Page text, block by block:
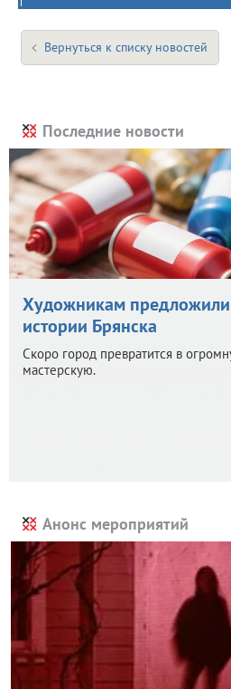
Вернуться к списку новостей
Последние новости
Художникам предложили
истории Брянска
Скоро город превратится в
мастерскую.
Анонс мероприятий